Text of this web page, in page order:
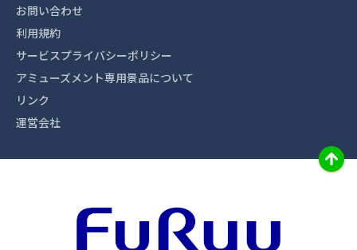
お問い合わせ
利用規約
サービスプライバシーポリシー
アミューズメント専用景品について
リンク
運営会社